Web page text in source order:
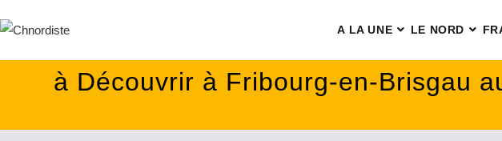
principal
A LA UNE LE NORD
à Découvrir à Fribourg-en-Brisgau